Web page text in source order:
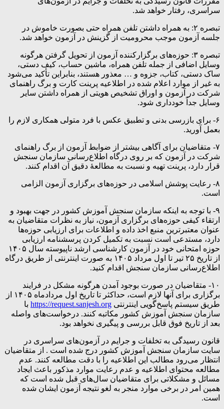
سراسری، رفتار خواهد شد.
تبصره ۲: به همراه داشتن تلفن همراه حتی بصورت خاموش در
جلسه آزمون موجب محرومیت از گزینش در آزمون خواهد شد.
تبصره ۳: حوزه‌های برگزارکننده آزمون از تحویل گرفتن هرگونه
وسایل اضافی از جمله تلفن همراه، ماشین حساب، کیف دستی،
ساک دستی، کتاب، جزوه و … معذور هستند، بنابراین تأکید می‌شود
به غیر از موارد اعلام شده در اطلاعیه پرینت کارت و برگ راهنمای
شرکت در آزمون و اوراق تشخیص هویتی از همراه داشتن سایر
وسایل جداً خودداری شود.
۶- برای بازرسی بدنی و تطبیق عکس با فرد متولی همکاری لازم را
بعمل آورید.
۷- متقاضیان برای آگاهی بیشتر از ضوابط آزمون از برگ راهنمای
شرکت در آزمون که بر روی درگاه اطلاع‌رسانی سازمان سنجش
قرار دارد، پرینت تهیه و نسبت به مطالعۀ دقیق آن اقدام کنند.
۸- رعایت پوشش اسلامی در حوزه‌های برگزاری آزمون الزامی
است.
۹- با توجه به اینکه سازمان سنجش آموزش کشور در جهت بهبود و
ارتقاء کیفی حوزه‌های برگزاری آزمون، نیاز به نظرات متقاضیان به
عنوان معتبرترین منبع اخذ داده و اطلاعات برای ارزیابی حوزه‌ها
دارد، مستدعی است نسبت به تکمیل کردن پرسشنامه ارزیابی
حوزه امتحانی خود در آزمون کارشناسی ارشد ناپیوسته سال ۱۴۰۵
از تاریخ ۲۵ تیر تا اول مرداد ۱۴۰۵ به صورت اینترنتی از طریق درگاه
اطلاع‌رسانی سازمان سنجش اقدام کنید.
۱۰- متقاضیان در صورت بوجود آمدن هرگونه مشکل در فرایند
برگزاری برای آنها لازم است، حداکثر تا تاریخ اول مردادماه ۱۴۰۵ از
طریق سیستم پاسخ‌گویی اینترنتی https://request.sanjesh.org با
سازمان سنجش آموزش کشور مکاتبه کنند. درخواست‌های واصله
بعد از تاریخ فوق قابل بررسی و پیگیری نخواهد بود.
قانون رسیدگی به تخلفات و جرایم در آزمون‌های سراسری در
سایت سازمان سنجش آموزش کشور درج شده است . از متقاضیان
انتظار می‌رود مطالب این اطلاعیه را با دقت مطالعه کنند. عدم
مطالعه محتوای اطلاعیه و عدم رعایت موارد مذکور باعث ایجاد
مسائل و مشکلاتی برای متقاضیان سال‌های قبل شده است که
همین امر در برخی موارد منجر به لغو نتیجه آزمون ایشان شده
است.